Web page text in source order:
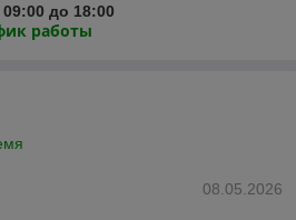
до 18:00
работы
08.05.2026